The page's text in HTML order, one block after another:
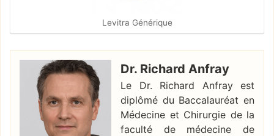
Levitra Générique
Dr. Richard Anfray
Le Dr. Richard Anfray est
diplômé du Baccalauréat en
Médecine et Chirurgie de la
faculté de médecine de